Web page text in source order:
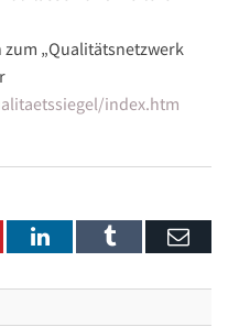
„Qualitätsnetzwerk
index.htm
LinkedInTumblr